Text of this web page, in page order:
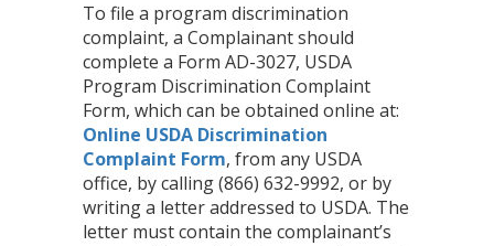
To file a program discrimination
complaint, a Complainant should
complete a Form AD-3027, USDA
Program Discrimination Complaint
Form, which can be obtained online at:
Online USDA Discrimination
Complaint Form, from any USDA
office, by calling (866) 632-9992, or by
writing a letter addressed to USDA. The
letter must contain the complainant’s